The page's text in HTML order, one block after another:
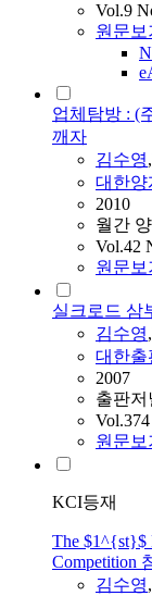
Vol.9
원문보
업체탐방 : (
깨자
김수영,
대한양
2010
월간 양
Vol.42
원문보
실크로드 삼
김수영,
대한출
2007
출판저
원문보
KCI등재
The $1^{st}$
Competition
김수영,